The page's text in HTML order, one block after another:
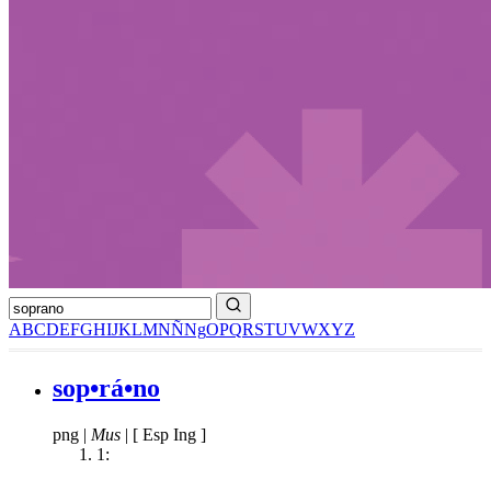
ABCDEFGHIJKLMNÑNgOPQRSTUVWXYZ
sop•rá•no
png | Mus | [ Esp Ing ]
1: